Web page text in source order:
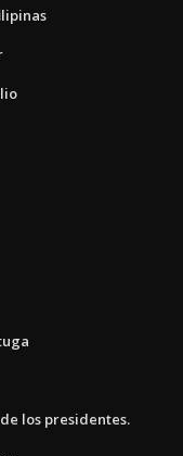
los presidentes.